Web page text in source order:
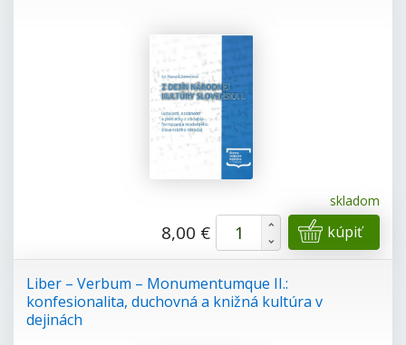
skladom
+
-
kúpiť
8,00 €
Liber – Verbum – Monumentumque II.:
konfesionalita, duchovná a knižná kultúra v
dejinách